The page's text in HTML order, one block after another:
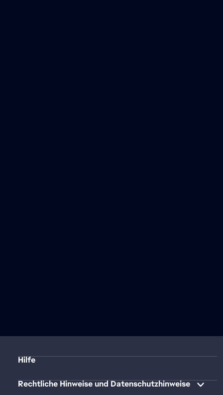
Hilfe
Rechtliche Hinweise und Datenschutzhinweise